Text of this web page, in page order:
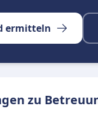
ermitteln
zu